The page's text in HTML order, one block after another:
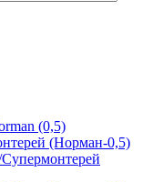
(0,5)
(Норман-0,5)